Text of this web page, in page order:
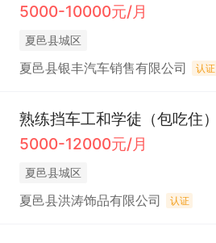
5000-10000元/月
夏邑县城区
夏邑县银丰汽车销售有限公司 认证
熟练挡车工和学徒（包吃住）
5000-12000元/月
夏邑县城区
夏邑县洪涛饰品有限公司 认证